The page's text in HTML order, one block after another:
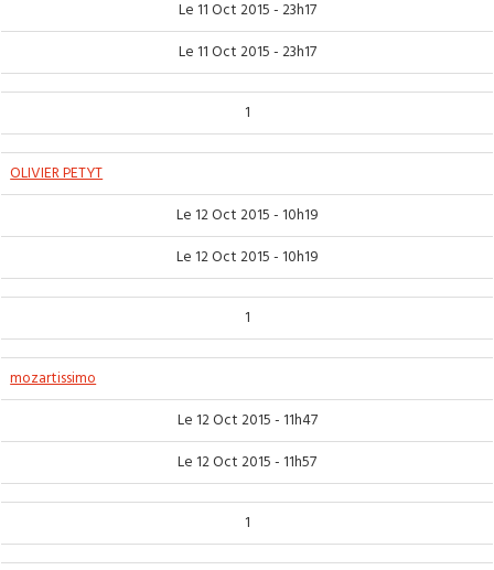
Le 11 Oct 2015 - 23h17
Le 11 Oct 2015 - 23h17
1
OLIVIER PETYT
Le 12 Oct 2015 - 10h19
Le 12 Oct 2015 - 10h19
1
mozartissimo
Le 12 Oct 2015 - 11h47
Le 12 Oct 2015 - 11h57
1